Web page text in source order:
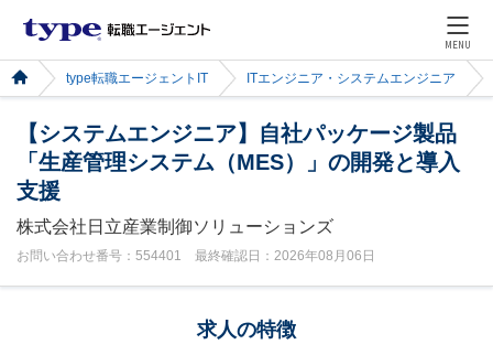
MENU
type転職エージェントIT ITエンジニア・システムエンジニア
【システムエンジニア】自社パッケージ製品
「生産管理システム（MES）」の開発と導入
支援
株式会社日立産業制御ソリューションズ
お問い合わせ番号：554401 最終確認日：2026年08月06日
求人の特徴